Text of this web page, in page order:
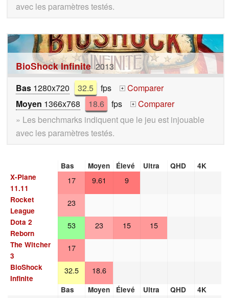
avec les paramètres testés.
BioShock Infinite 2013
Bas 1280x720 32.5 fps +
Comparer
Moyen 1366x768 18.6 fps +
Comparer
» Les benchmarks indiquent que le jeu est injouable
avec les paramètres testés.
Bas Moyen Élevé Ultra QHD
4K
X-Plane
11.11
17 9.61 9
Rocket
League
23
Dota 2
Reborn
53 23 15 15
The Witcher
3
17
BioShock
Infinite
32.5 18.6
Bas Moyen Élevé Ultra QHD 4K